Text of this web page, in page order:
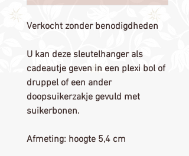
Verkocht zonder benodigdheden
U kan deze sleutelhanger als
cadeautje geven in een plexi bol of
druppel of een ander
doopsuikerzakje gevuld met
suikerbonen.
Afmeting: hoogte 5,4 cm